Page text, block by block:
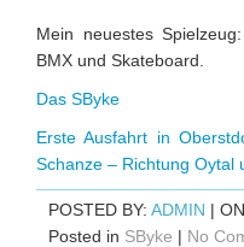
Mein neuestes
BMX und Skateboard.
Das SByke
Erste Ausfahrt in
Schanze – Richtung Oytal
POSTED BY: ADMIN |
Posted in SByke | No